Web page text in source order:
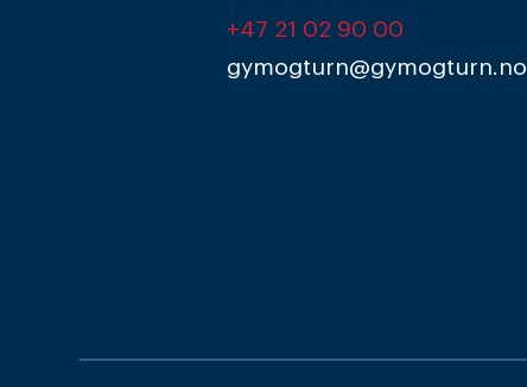
+47 21 02 90 00
gymogturn@gymogturn.no